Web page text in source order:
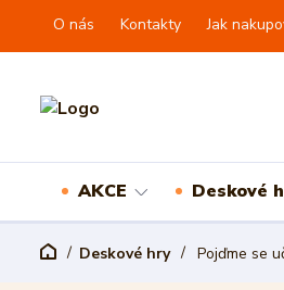
O nás Kontakty Jak
AKCE Deskové
Deskové hry Pojďme se